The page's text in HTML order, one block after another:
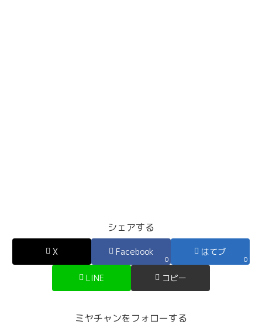
シェアする
X Facebook
0
はてブ
0
LINE コピー
ミヤチャンをフォローする